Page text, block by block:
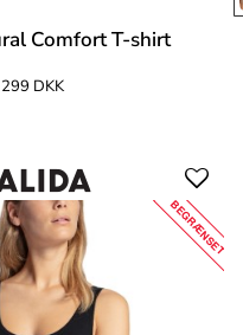
Comfort T-shirt
299 DKK
BEGRÆNSET